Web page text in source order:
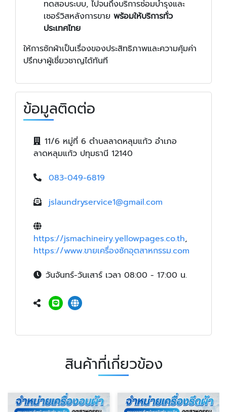
ทดสอบระบบ, ไปจนถึงบริการซ่อมบำรุงและ
เซอร์วิสหลังการขาย พร้อมให้บริการทั่ว
ประเทศไทย
ให้การซักผ้าเป็นเรื่องของประสิทธิภาพและความคุ้มค่า
ปรึกษาผู้เชี่ยวชาญได้ทันที
ข้อมูลติดต่อ
11/6 หมู่ที่ 6 ตำบลลาดหลุมแก้ว อำเภอ
ลาดหลุมแก้ว ปทุมธานี 12140
083-049-6819
jslaundryservice1@gmail.com
https://jsmachineiry.yellowpages.co.th,
https://www.ขายเครื่องซักอุตสาหกรรม.com
วันจันทร์-วันเสาร์ เวลา 08:00 - 17:00 น.
สินค้าที่เกี่ยวข้อง